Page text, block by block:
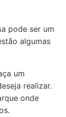
pode ser um
algumas
um
realizar.
onde